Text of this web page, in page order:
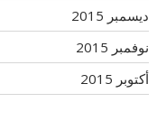
ديسمبر 2015
نوفمبر 2015
أكتوبر 2015